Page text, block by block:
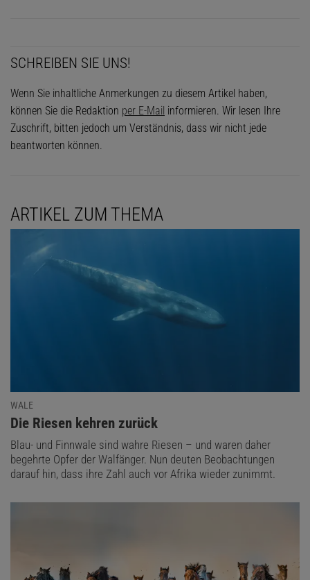
SCHREIBEN SIE UNS!
Wenn Sie inhaltliche Anmerkungen zu diesem Artikel haben,
können Sie die Redaktion per E-Mail informieren. Wir lesen Ihre
Zuschrift, bitten jedoch um Verständnis, dass wir nicht jede
beantworten können.
ARTIKEL ZUM THEMA
WALE
:
Die Riesen kehren zurück
Blau- und Finnwale sind wahre Riesen – und waren daher
begehrte Opfer der Walfänger. Nun deuten Beobachtungen
darauf hin, dass ihre Zahl auch vor Afrika wieder zunimmt.